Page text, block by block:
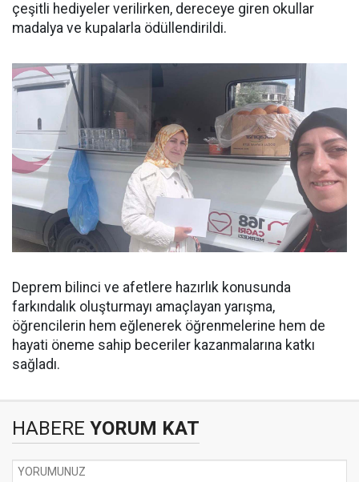
çeşitli hediyeler verilirken, dereceye giren okullar
madalya ve kupalarla ödüllendirildi.
Deprem bilinci ve afetlere hazırlık konusunda
farkındalık oluşturmayı amaçlayan yarışma,
öğrencilerin hem eğlenerek öğrenmelerine hem de
hayati öneme sahip beceriler kazanmalarına katkı
sağladı.
HABERE YORUM KAT